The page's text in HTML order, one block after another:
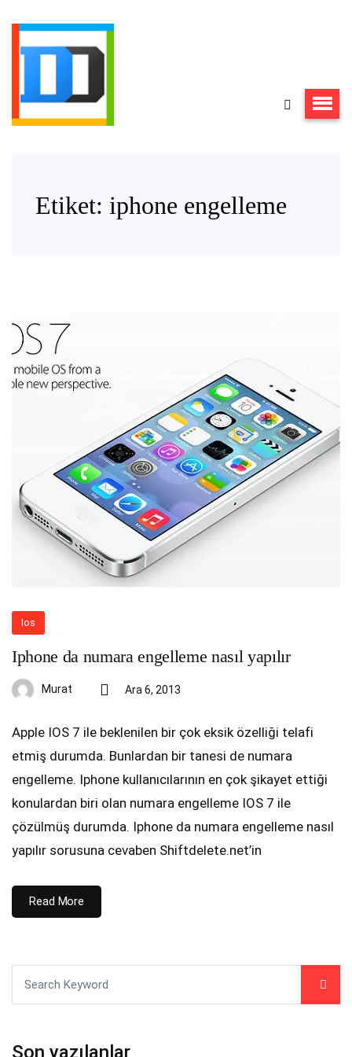
Etiket: iphone engelleme
Ios
Iphone da numara engelleme nasıl yapılır
Murat Ara 6, 2013
Apple IOS 7 ile beklenilen bir çok eksik özelliği telafi
etmiş durumda. Bunlardan bir tanesi de numara
engelleme. Iphone kullanıcılarının en çok şikayet ettiği
konulardan biri olan numara engelleme IOS 7 ile
çözülmüş durumda. Iphone da numara engelleme nasıl
yapılır sorusuna cevaben Shiftdelete.net’in
Read More
Son yazılanlar